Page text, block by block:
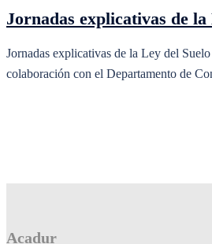
Jornadas explicativas de
Jornadas explicativas de la Ley del
colaboración con el Departamento de
Acadur